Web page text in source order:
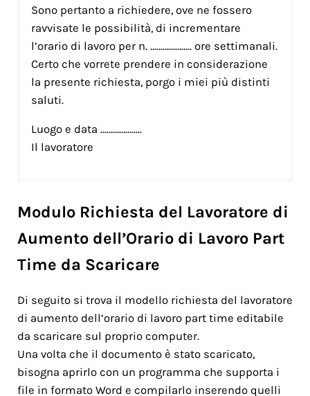
Sono pertanto a richiedere, ove ne fossero
ravvisate le possibilità, di incrementare
l’orario di lavoro per n. ……………….. ore settimanali.
Certo che vorrete prendere in considerazione
la presente richiesta, porgo i miei più distinti
saluti.
Luogo e data ………………..
Il lavoratore
Modulo Richiesta del Lavoratore di
Aumento dell’Orario di Lavoro Part
Time da Scaricare
Di seguito si trova il modello richiesta del lavoratore
di aumento dell’orario di lavoro part time editabile
da scaricare sul proprio computer.
Una volta che il documento è stato scaricato,
bisogna aprirlo con un programma che supporta i
file in formato Word e compilarlo inserendo quelli